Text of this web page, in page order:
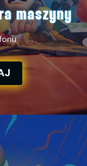
maszyny